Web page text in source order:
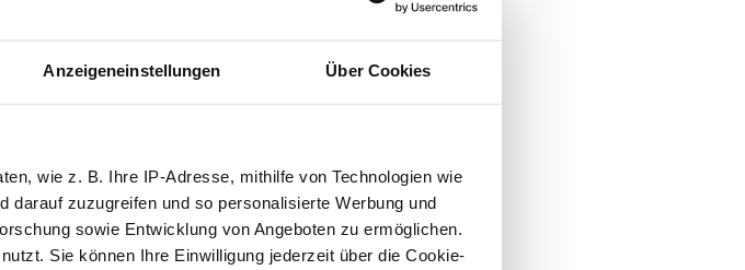
Anzeigeneinstellungen Über Cookies
wie z. B. Ihre IP-Adresse, mithilfe von Technologien wie
zuzugreifen und so personalisierte Werbung und
sowie Entwicklung von Angeboten zu ermöglichen.
Sie können Ihre Einwilligung jederzeit über die Cookie-
Advertisement